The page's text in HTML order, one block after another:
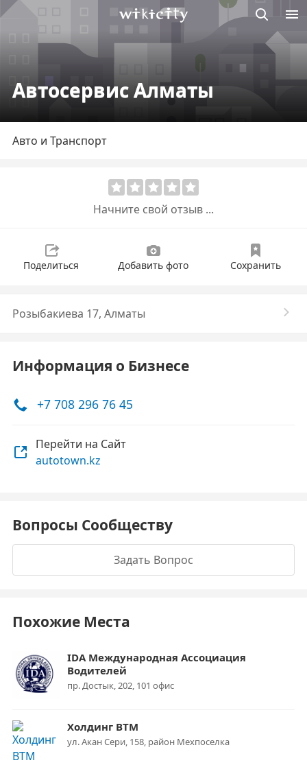
Автосервис Алматы
Авто и Транспорт
Начните свой отзыв ...
Поделиться Добавить фото Сохранить
Розыбакиева 17, Алматы
Информация о Бизнесе
+7 708 296 76 45
Перейти на Сайт
autotown.kz
Вопросы Сообществу
Задать Вопрос
Похожие Места
IDA Международная Ассоциация
Водителей
пр. Достык, 202, 101 офис
Холдинг ВТМ
ул. Акан Сери, 158, район Мехпоселка